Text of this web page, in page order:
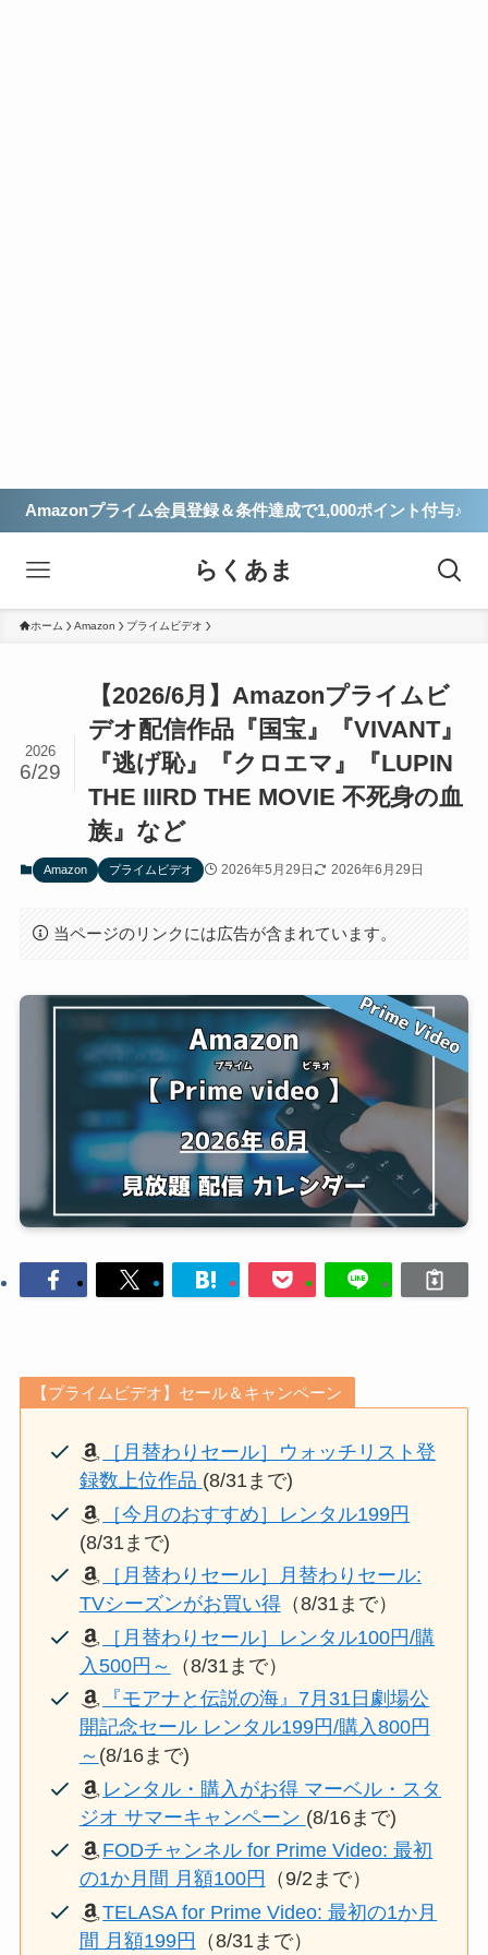
Amazonプライム会員登録＆条件達成で1,000ポイント付与♪
らくあま
ホーム Amazon プライムビデオ
【2026/6月】Amazonプライムビ
デオ配信作品『国宝』『VIVANT』
『逃げ恥』『クロエマ』『LUPIN
THE IIIRD THE MOVIE 不死身の血
族』など
2026
6/29
Amazon プライムビデオ 2026年5月29日 2026年6月29日
当ページのリンクには広告が含まれています。
【プライムビデオ】セール＆キャンペーン
［月替わりセール］ウォッチリスト登
録数上位作品 (8/31まで)
［今月のおすすめ］レンタル199円
(8/31まで)
［月替わりセール］月替わりセール:
TVシーズンがお買い得（8/31まで）
［月替わりセール］レンタル100円/購
入500円～
（8/31まで）
『モアナと伝説の海』7月31日劇場公
開記念セール レンタル199円/購入800円
～ (8/16まで)
レンタル・購入がお得 マーベル・スタ
ジオ サマーキャンペーン (8/16まで)
FODチャンネル for Prime Video: 最初
の1か月間 月額100円
（9/2まで）
TELASA for Prime Video: 最初の1か月
間 月額199円 （8/31まで）